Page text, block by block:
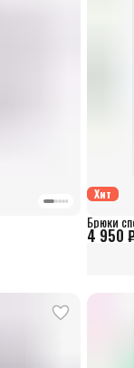
Хит
4 950
Брюки